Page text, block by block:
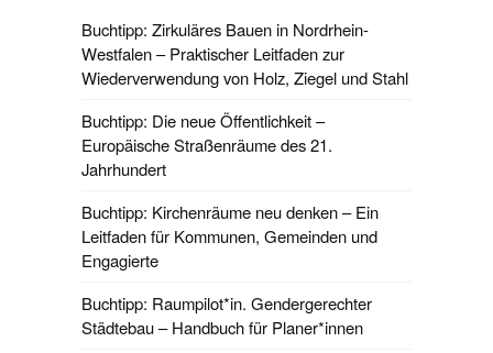
Buchtipp: Zirkuläres Bauen in Nordrhein-
Westfalen – Praktischer Leitfaden zur
Wiederverwendung von Holz, Ziegel und Stahl
Buchtipp: Die neue Öffentlichkeit –
Europäische Straßenräume des 21.
Jahrhundert
Buchtipp: Kirchenräume neu denken – Ein
Leitfaden für Kommunen, Gemeinden und
Engagierte
Buchtipp: Raumpilot*in. Gendergerechter
Städtebau – Handbuch für Planer*innen